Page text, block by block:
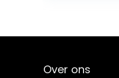
Over ons